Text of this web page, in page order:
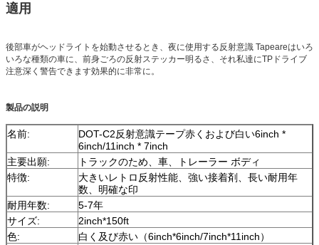
適用
後部車がヘッドライトを始動させるとき、夜に使用する反射意識 Tapeareはいろ
いろな種類の車に、前身ごろの反射ステッカー明るさ、それ私達にTPドライブ
注意深く警告できます効果的に非常に。
製品の説明
名前:
DOT-C2反射意識テープ赤くおよび白い6inch *
6inch/11inch * 7inch
主要出願:
トラックのため、車、トレーラー ボディ
特徴:
大きいレトロ反射性能、強い接着剤、長い耐用年
数、明確な印
耐用年数:
5-7年
サイズ:
2inch*150ft
色:
白く及び赤い（6inch*6inch/7inch*11inch）